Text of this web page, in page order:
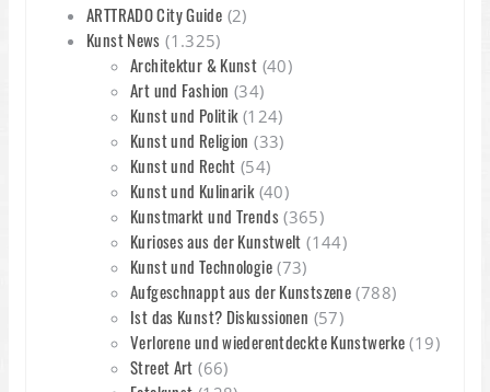
ARTTRADO City Guide (2)
Kunst News (1.325)
Architektur & Kunst (40)
Art und Fashion (34)
Kunst und Politik(124)
Kunst und Religion (33)
Kunst und Recht (54)
Kunst und Kulinarik(40)
Kunstmarkt und Trends(365)
Kurioses aus der Kunstwelt (144)
Kunst und Technologie(73)
Aufgeschnappt aus der Kunstszene (788)
Ist das Kunst? Diskussionen (57)
Verlorene und wiederentdeckte Kunstwerke (19)
Street Art (66)